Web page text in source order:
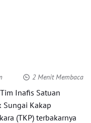
2 Menit Membaca
Tim Inafis Satuan
Sungai Kakap
(TKP) terbakarnya